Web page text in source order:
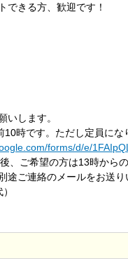
きる方、歓迎です！
いします。
時です。ただし定員にな
forms/d/e/
、ご希望の方は13時から
ご連絡のメールをお送り